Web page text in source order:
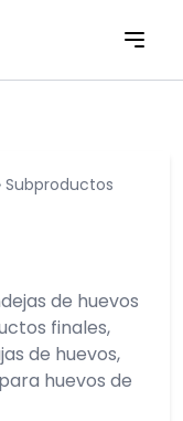
Subproductos
de huevos
finales,
de huevos,
huevos de